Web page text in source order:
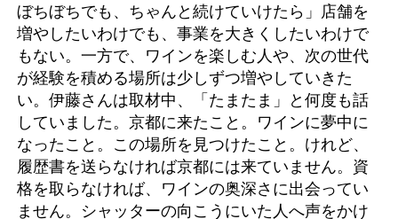
ぼちぼちでも、ちゃんと続けていけたら」店舗を
増やしたいわけでも、事業を大きくしたいわけで
もない。一方で、ワインを楽しむ人や、次の世代
が経験を積める場所は少しずつ増やしていきた
い。伊藤さんは取材中、「たまたま」と何度も話
していました。京都に来たこと。ワインに夢中に
なったこと。この場所を見つけたこと。けれど、
履歴書を送らなければ京都には来ていません。資
格を取らなければ、ワインの奥深さに出会ってい
ません。シャッターの向こうにいた人へ声をかけ